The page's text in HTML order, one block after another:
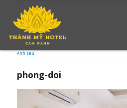
Ảnh sau
phong-doi